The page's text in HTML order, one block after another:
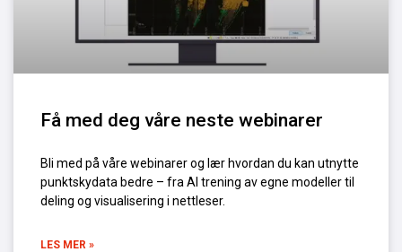
Få med deg våre neste webinarer
Bli med på våre webinarer og lær hvordan du kan utnytte
punktskydata bedre – fra AI trening av egne modeller til
deling og visualisering i nettleser.
LES MER »